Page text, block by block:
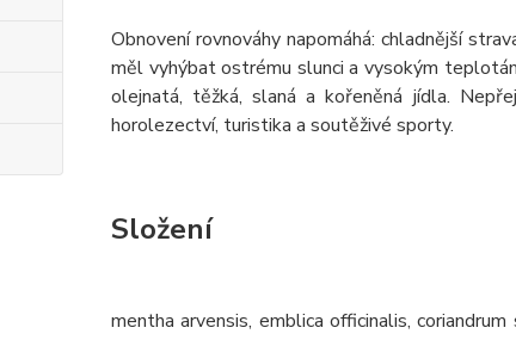
Obnovení rovnováhy napomáhá: chladnější
měl vyhýbat ostrému slunci a vysokým
olejnatá, těžká, slaná a kořeněná jídla.
horolezectví, turistika a soutěživé sporty.
Složení
mentha arvensis, emblica officinalis,